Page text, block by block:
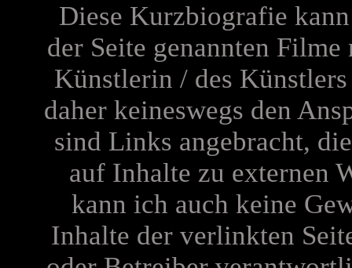
Diese Kurzbiografie
der Seite genannten
Künstlerin / des
daher keineswegs den
sind Links angebracht,
auf Inhalte zu externen
kann ich auch keine
Inhalte der verlinkten